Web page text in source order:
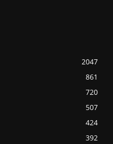
2047
861
720
507
424
392